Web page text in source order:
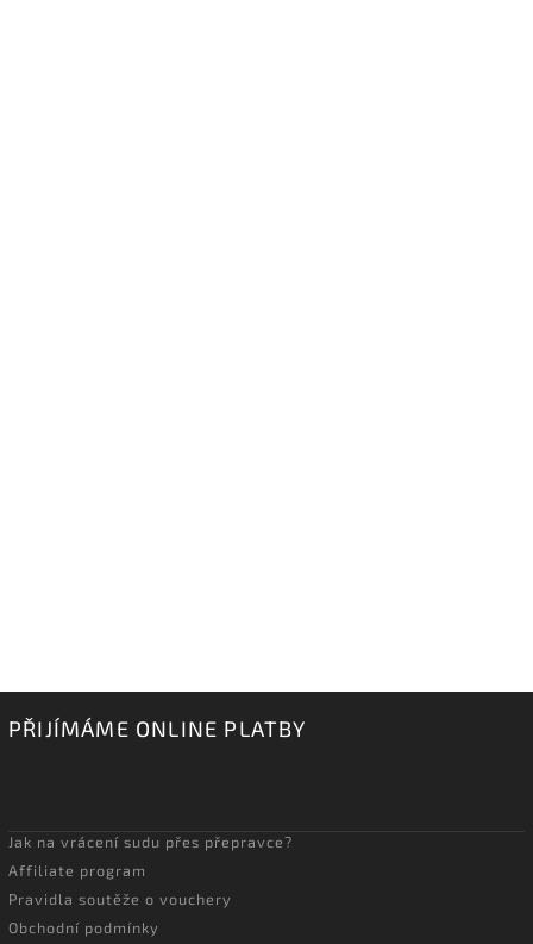
PŘIJÍMÁME ONLINE PLATBY
Jak na vrácení sudu přes přepravce?
Affiliate program
Pravidla soutěže o vouchery
Obchodní podmínky